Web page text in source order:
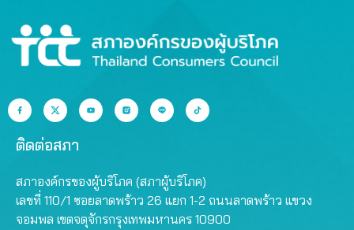
ติดต่อสภา
สภาองค์กรของผู้บริโภค (สภาผู้บริโภค)
เลขที่ 110/1 ซอยลาดพร้าว 26 แยก 1-2 ถนนลาดพร้าว แขวง
จอมพล เขตจตุจักรกรุงเทพมหานคร 10900